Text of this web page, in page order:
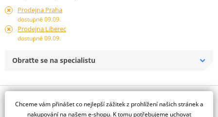
Prodejna Praha
dostupné 09.09.
Prodejna Liberec
dostupné 09.09.
Obraťte se na specialistu
Jsme autorizovaný
Chceme vám přinášet co nejlepší zážitek z prohlížení našich stránek a
nakupování na našem e-shopu. K tomu potřebujeme uchovat